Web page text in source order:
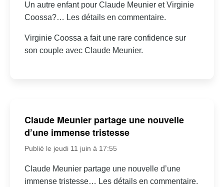
Un autre enfant pour Claude Meunier et Virginie
Coossa?… Les détails en commentaire.
Virginie Coossa a fait une rare confidence sur
son couple avec Claude Meunier.
Claude Meunier partage une nouvelle
d’une immense tristesse
Publié le jeudi 11 juin à 17:55
Claude Meunier partage une nouvelle d’une
immense tristesse… Les détails en commentaire.